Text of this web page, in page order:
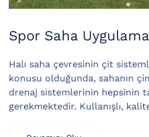
Spor Saha
Halı saha çevresinin çit
konusu olduğunda, sahanın
drenaj sistemlerinin hepsinin
gerekmektedir. Kullanışlı,